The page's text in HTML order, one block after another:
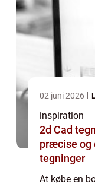
02 juni 2026
inspiration
2d Cad tegner sådan
præcise og
tegninger
At købe en